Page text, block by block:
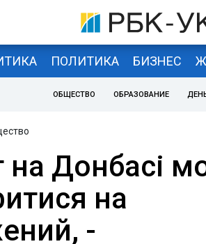
ПОЛИТИКА БИЗНЕС
ОБЩЕСТВО ОБРАЗОВАНИЕ
на Донбасі
на
-